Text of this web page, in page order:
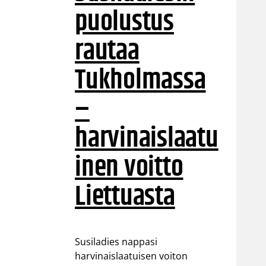
puolustus
rautaa
Tukholmassa
–
harvinaislaatu
inen voitto
Liettuasta
Susiladies nappasi
harvinaislaatuisen voiton